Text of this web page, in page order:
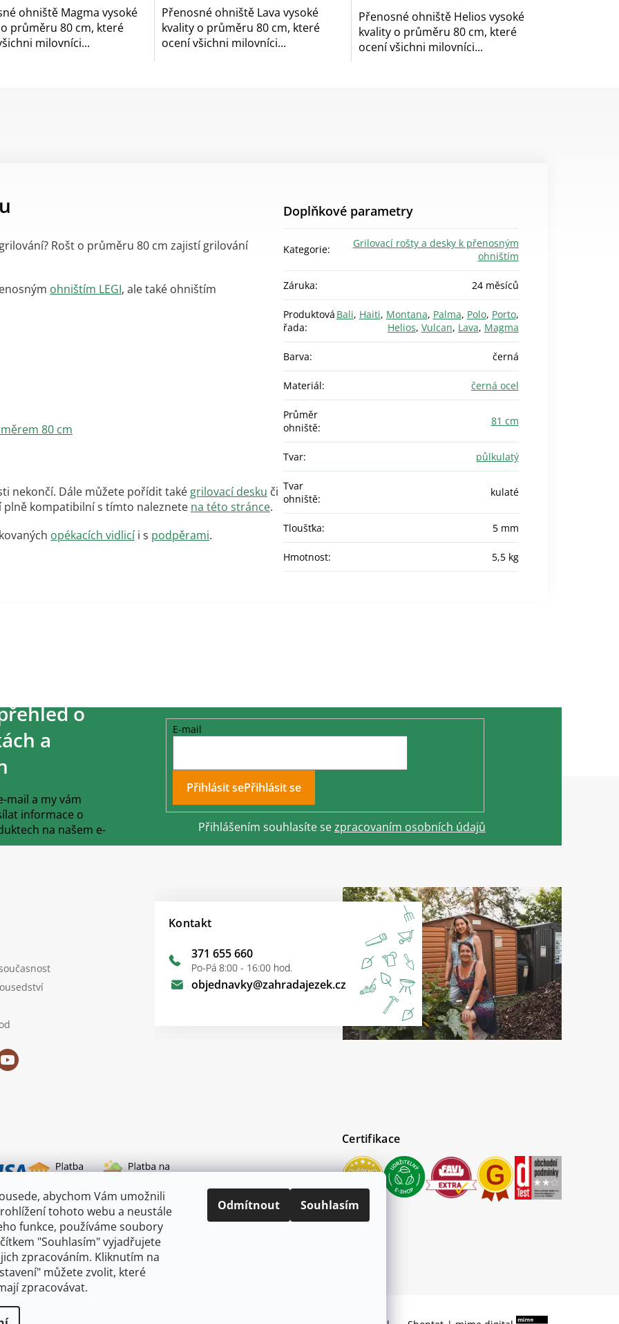
abychom Vám umožnili
tohoto webu a neustále
funkce, používáme soubory
"Souhlasím" vyjadřujete
zpracováním. Kliknutím na
můžete zvolit, které
zpracovávat.
Odmítnout Souhlasím
ohniště Magma vysoké
průměru 80 cm, které
milovníci...
Přenosné ohniště Lava vysoké
kvality o průměru 80 cm, které
ocení všichni milovníci...
Přenosné ohniště Helios vysoké
kvality o průměru 80 cm, které
ocení všichni milovníci...
Rošt o průměru 80 cm zajistí grilování
ohništím LEGI, ale také ohništím
80 cm
nekončí. Dále můžete pořídit také grilovací desku či
plně kompatibilní s tímto naleznete na této stránce.
opékacích vidlicíi s podpěrami.
Doplňkové parametry
Kategorie:
Grilovací rošty a desky k přenosným
ohništím
Záruka: 24 měsíců
Produktová
řada:
Bali, Haiti, Montana, Palma, Polo, Porto,
Helios, Vulcan, Lava, Magma
Barva: černá
Materiál: černá ocel
Průměr
ohniště:
81 cm
Tvar: půlkulatý
Tvar
ohniště:
kulaté
Tloušťka: 5 mm
Hmotnost: 5,5 kg
o
a
mail a my vám
informace o
na našem e-
E-mail
Přihlásit se
Přihlášením souhlasíte sezpracovaním osobních údajů
Kontakt
objednavky@zahradajezek.cz
371 655 660
Po-Pá 8:00 - 16:00 hod.
dopravy
Certifikace